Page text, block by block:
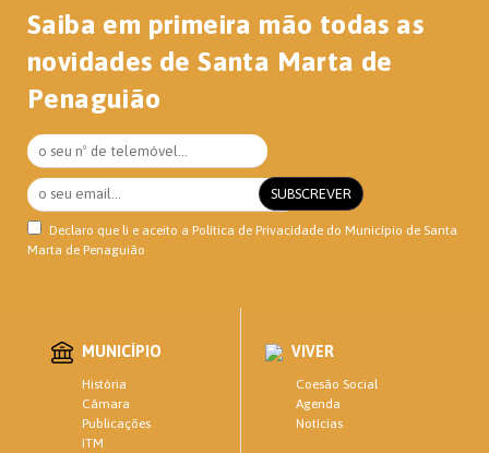
Saiba em primeira mão todas as
novidades de Santa Marta de
Penaguião
Declaro que li e aceito a Política de Privacidade do Município de Santa
Marta de Penaguião
MUNICÍPIO
História
Câmara
Publicações
ITM
VIVER
Coesão Social
Agenda
Notícias